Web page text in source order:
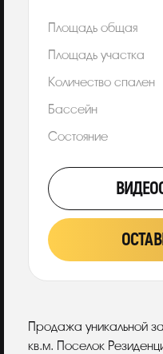
Площадь общая
Площадь участка
Количество спален
Бассейн
Состояние
Описание
Продажа уникальной
кв.м. Поселок